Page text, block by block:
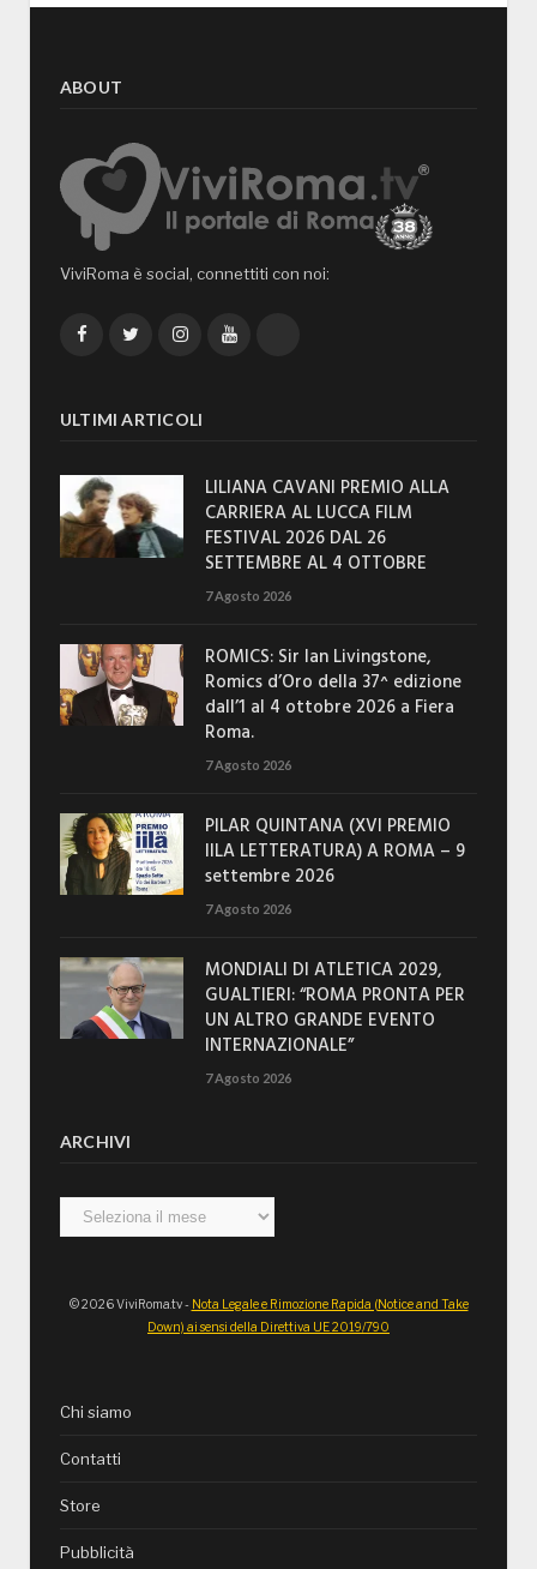
ABOUT
ViviRoma è social, connettiti con noi:
FacebookTwitterInstagramYouTube
ULTIMI ARTICOLI
LILIANA CAVANI PREMIO ALLA
CARRIERA AL LUCCA FILM
FESTIVAL 2026 DAL 26
SETTEMBRE AL 4 OTTOBRE
7 Agosto 2026
ROMICS: Sir Ian Livingstone,
Romics d’Oro della 37^ edizione
dall’1 al 4 ottobre 2026 a Fiera
Roma.
7 Agosto 2026
PILAR QUINTANA (XVI PREMIO
IILA LETTERATURA) A ROMA – 9
settembre 2026
7 Agosto 2026
MONDIALI DI ATLETICA 2029,
GUALTIERI: “ROMA PRONTA PER
UN ALTRO GRANDE EVENTO
INTERNAZIONALE”
7 Agosto 2026
ARCHIVI
Archivi
© 2026 ViviRoma.tv - Nota Legale e Rimozione Rapida (Notice and Take
Down) ai sensi della Direttiva UE 2019/790
Chi siamo
Contatti
Store
Pubblicità